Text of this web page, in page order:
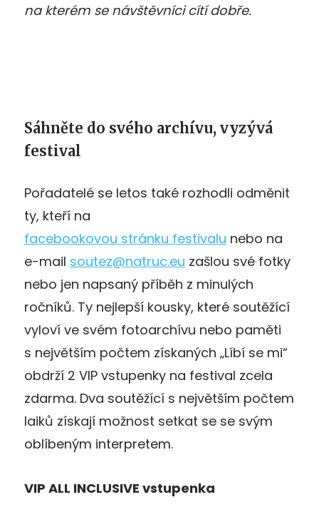
na kterém se návštěvníci cítí dobře.
Sáhněte do svého archívu, vyzývá
festival
Pořadatelé se letos také rozhodli odměnit
ty, kteří na
facebookovou stránku festivalu nebo na
e-mail soutez@natruc.eu zašlou své fotky
nebo jen napsaný příběh z minulých
ročníků. Ty nejlepší kousky, které soutěžící
vyloví ve svém fotoarchívu nebo paměti
s největším počtem získaných „Líbí se mi“
obdrží 2 VIP vstupenky na festival zcela
zdarma. Dva soutěžící s největším počtem
laiků získají možnost setkat se se svým
oblíbeným interpretem.
VIP ALL INCLUSIVE vstupenka